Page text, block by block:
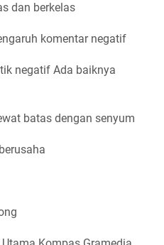
dan berkelas
komentar negatif
negatif Ada baiknya
batas dengan senyum